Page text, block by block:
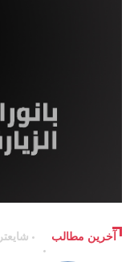
آخرین مطالب شایعتر